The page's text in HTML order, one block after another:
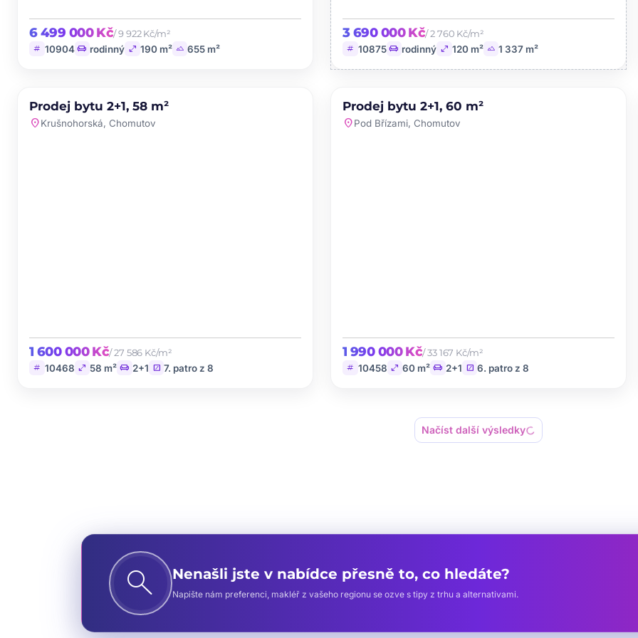
6 499 000 Kč/ 9 922 Kč/m²
tag 10904 chair rodinný open_in_full 190 m² landscape 655 m²
3 690 000 Kč/ 2 760 Kč/m²
tag 10875 chair rodinný open_in_full 120 m² landscape 1 337 m²
PRODEJ
Prodej bytu 2+1, 58 m²
location_onKrušnohorská, Chomutov
1 600 000 Kč/ 27 586 Kč/m²
tag 10468 open_in_full 58 m² chair 2+1 stairs 7. patro z 8
PRODEJ
Prodej bytu 2+1, 60 m²
location_onPod Břízami, Chomutov
1 990 000 Kč/ 33 167 Kč/m²
tag 10458 open_in_full 60 m² chair 2+1 stairs 6. patro z 8
Načíst další výsledkyprogress_activity
search Nenašli jste v nabídce přesně to, co hledáte?
Napište nám preferenci, makléř z vašeho regionu se ozve s tipy z trhu a alternativami.